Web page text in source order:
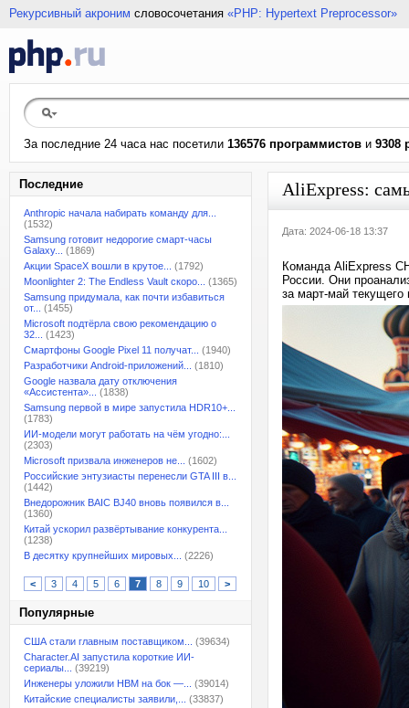
Рекурсивный акроним словосочетания «PHP: Hypertext Preprocessor»
За последние 24 часа нас посетили 136576 программистов и 9308
Последние
Anthropic начала набирать команду для...
(1532)
Samsung готовит недорогие смарт-часы
Galaxy...
(1869)
Акции SpaceX вошли в крутое...
(1792)
Moonlighter 2: The Endless Vault скоро...
(1365)
Samsung придумала, как почти избавиться
от...
(1455)
Microsoft подтёрла свою рекомендацию о
32...
(1423)
Смартфоны Google Pixel 11 получат...
(1940)
Разработчики Android-приложений...
(1810)
Google назвала дату отключения
«Ассистента»...
(1838)
Samsung первой в мире запустила HDR10+...
(1783)
ИИ-модели могут работать на чём угодно:...
(2303)
Microsoft призвала инженеров не...
(1602)
Российские энтузиасты перенесли GTA III в...
(1442)
Внедорожник BAIC BJ40 вновь появился в...
(1360)
Китай ускорил развёртывание конкурента...
(1238)
В десятку крупнейших мировых...
(2226)
< 3 4 5 6 7 8 9 10 >
Популярные
США стали главным поставщиком...
(39634)
Character.AI запустила короткие ИИ-
сериалы...
(39219)
Инженеры уложили HBM на бок —...
(39014)
Китайские специалисты заявили,...
(33837)
AliExpress:
Дата: 2024-06-18 13:37
Команда AliExpress
России. Они
за март-май текущего